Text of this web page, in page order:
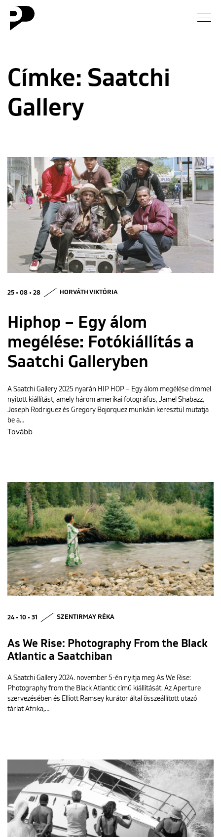
Galéria
Rólunk
ENGLISH
Címke: Saatchi
Gallery
25 • 08 • 28 HORVÁTH VIKTÓRIA
Hiphop – Egy álom
megélése: Fotókiállítás a
Saatchi Galleryben
A Saatchi Gallery 2025 nyarán HIP HOP – Egy álom megélése címmel
nyitott kiállítást, amely három amerikai fotográfus, Jamel Shabazz,
Joseph Rodriguez és Gregory Bojorquez munkáin keresztül mutatja
be a…
Tovább
24 • 10 • 31 SZENTIRMAY RÉKA
As We Rise: Photography From the Black
Atlantic a Saatchiban
A Saatchi Gallery 2024. november 5-én nyitja meg As We Rise:
Photography from the Black Atlantic című kiállítását. Az Aperture
szervezésében és Elliott Ramsey kurátor által összeállított utazó
tárlat Afrika,…